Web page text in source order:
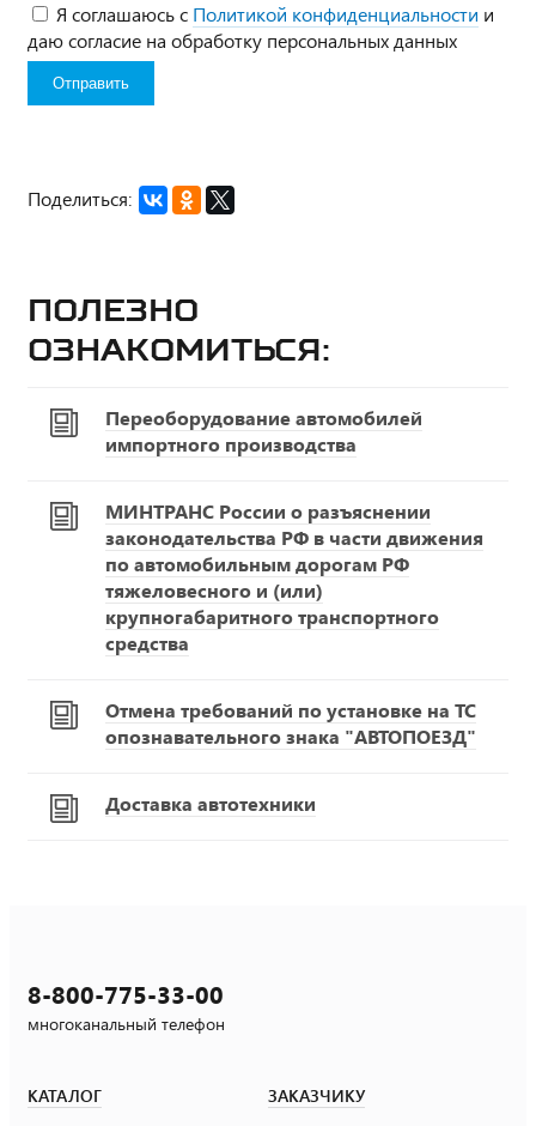
Я соглашаюсь с Политикой конфиденциальности и
даю согласие на обработку персональных данных
Поделиться:
Полезно
ознакомиться:
Переоборудование автомобилей
импортного производства
МИНТРАНС России о разъяснении
законодательства РФ в части движения
по автомобильным дорогам РФ
тяжеловесного и (или)
крупногабаритного транспортного
средства
Отмена требований по установке на ТС
опознавательного знака "АВТОПОЕЗД"
Доставка автотехники
8-800-775-33-00
многоканальный телефон
КАТАЛОГ ЗАКАЗЧИКУ